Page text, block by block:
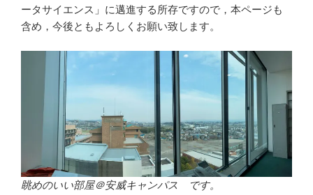
ータサイエンス」に邁進する所存ですので，本ページも
含め，今後ともよろしくお願い致します。
眺めのいい部屋＠安威キャンパス です。